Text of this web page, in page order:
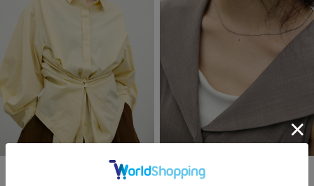
ストライプワイドカフオーバーシャツ
スネークチェーンネックレス